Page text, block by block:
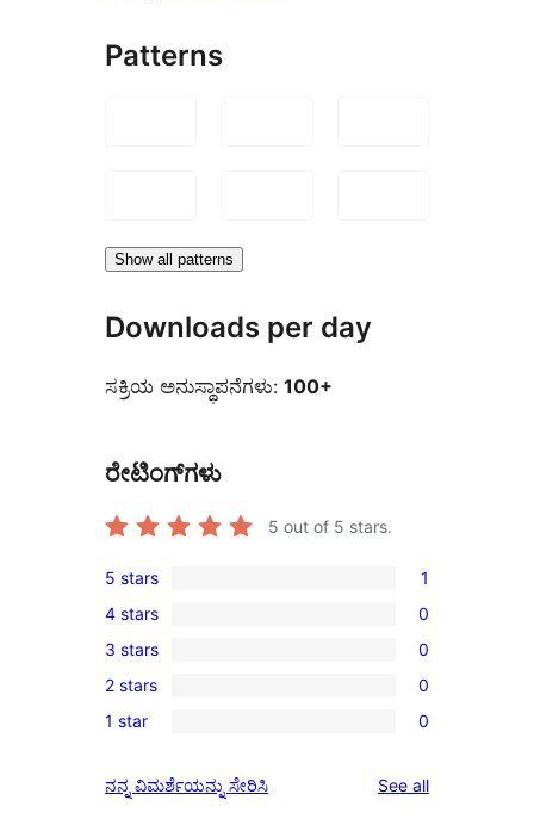
Patterns
Show all patterns
Downloads per day
ಸಕ್ರಿಯ ಅನುಸ್ಥಾಪನೆಗಳು: 100+
ರೇಟಿಂಗ್‌ಗಳು
5 out of 5 stars.
1
5-
star
review
5 stars 1
0
4-
star
reviews
4 stars 0
0
3-
star
3 stars 0
0
2-
reviews
2 stars 0
0
star
1 star 0
ನನ್ನ ವಿಮರ್ಶೆಯನ್ನು ಸೇರಿಸಿ See allreviews